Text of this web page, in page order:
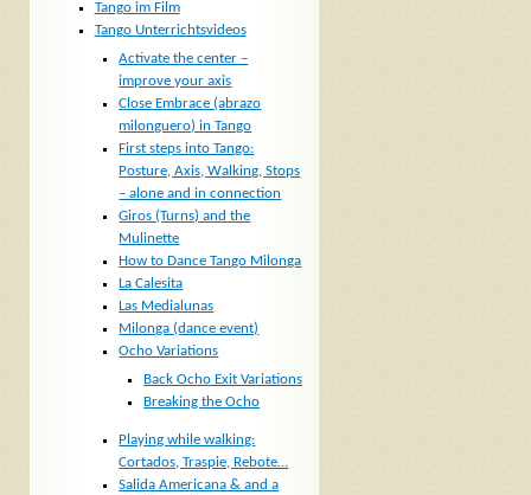
Tango im Film
Tango Unterrichtsvideos
Activate the center –
improve your axis
Close Embrace (abrazo
milonguero) in Tango
First steps into Tango:
Posture, Axis, Walking, Stops
– alone and in connection
Giros (Turns) and the
Mulinette
How to Dance Tango Milonga
La Calesita
Las Medialunas
Milonga (dance event)
Ocho Variations
Back Ocho Exit Variations
Breaking the Ocho
Playing while walking:
Cortados, Traspie, Rebote…
Salida Americana & and a